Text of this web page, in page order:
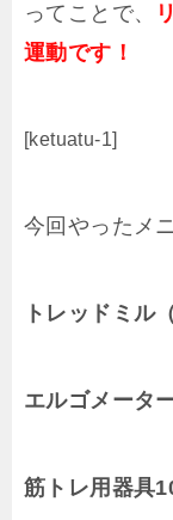
ってことで、
運動です！
[ketuatu-1]
今回やったメ
トレッドミ
エルゴメータ
筋トレ用器